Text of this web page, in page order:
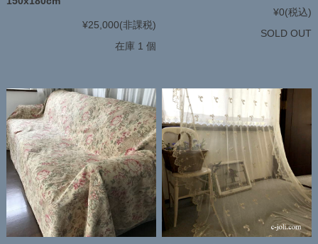
¥25,000(非課税)
在庫 1 個
¥0(税込)
SOLD OUT